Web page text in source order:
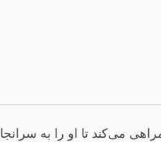
می‌کند تا او را به